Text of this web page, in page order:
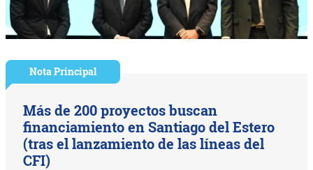
Nota Principal
Más de 200 proyectos buscan
financiamiento en Santiago del Estero
(tras el lanzamiento de las líneas del
CFI)